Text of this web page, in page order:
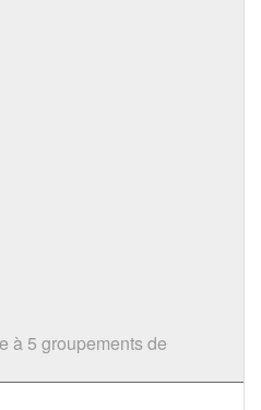
à 5 groupements de